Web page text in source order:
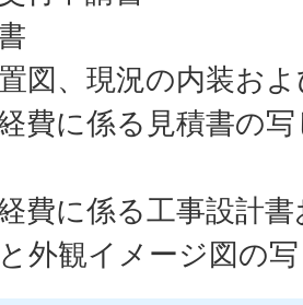
図、現況の内装お
費に係る見積書の
費に係る工事設計
外観イメージ図の